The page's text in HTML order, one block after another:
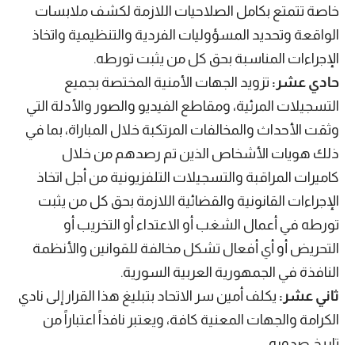
خاصة تتمتع بكامل الصلاحيات اللازمة لكشف ملابسات
الواقعة وتحديد المسؤوليات الفردية والتنظيمية واتخاذ
الإجراءات المناسبة بحق كل من يثبت تورطه.
حادي عشر: تزويد الجهات الأمنية المختصة بجميع
التسجيلات المرئية، ومقاطع الفيديو والصور والأدلة التي
وثقت الأحداث والمخالفات المرتكبة خلال المباراة، بما في
ذلك هويات الأشخاص الذين تم رصدهم من خلال
كاميرات المراقبة والتسجيلات التلفزيونية من أجل اتخاذ
الإجراءات القانونية والقضائية اللازمة بحق كل من يثبت
تورطه في أعمال الشغب أو الاعتداء أو التخريب أو
التحريض أو أي أفعال تشكل مخالفة للقوانين والأنظمة
النافذة في الجمهورية العربية السورية.
ثاني عشر: يكلف أمين سر الاتحاد بتبليغ هذا القرار إلى نادي
الكرامة والجهات المعنية كافة، ويعتبر نافذاً اعتباراً من